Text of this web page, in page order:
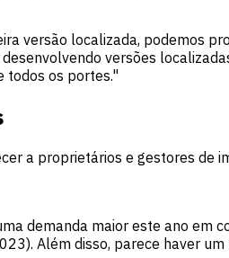
versão localizada, podemos
versões
todos os portes."
a proprietários e gestores de
demanda maior este ano em
Além disso, parece haver